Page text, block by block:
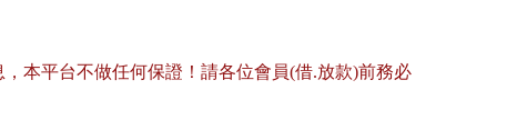
本平台不做任何保證！請各位會員(借.放款)前務必